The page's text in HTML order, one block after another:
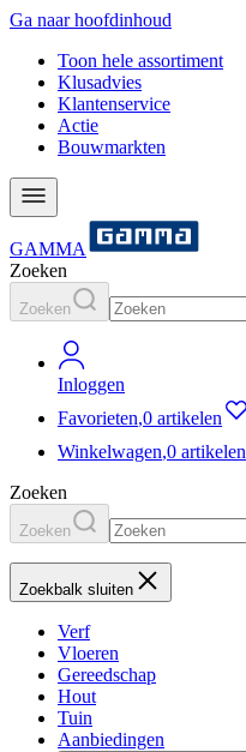
Ga naar hoofdinhoud
Toon hele assortiment
Klusadvies
Klantenservice
Actie
Bouwmarkten
GAMMA
Zoeken
Zoeken
Inloggen
Favorieten,0 artikelen
Winkelwagen,0 artikelen
Zoeken
Zoeken
Zoekbalk sluiten
Verf
Vloeren
Gereedschap
Hout
Tuin
Aanbiedingen